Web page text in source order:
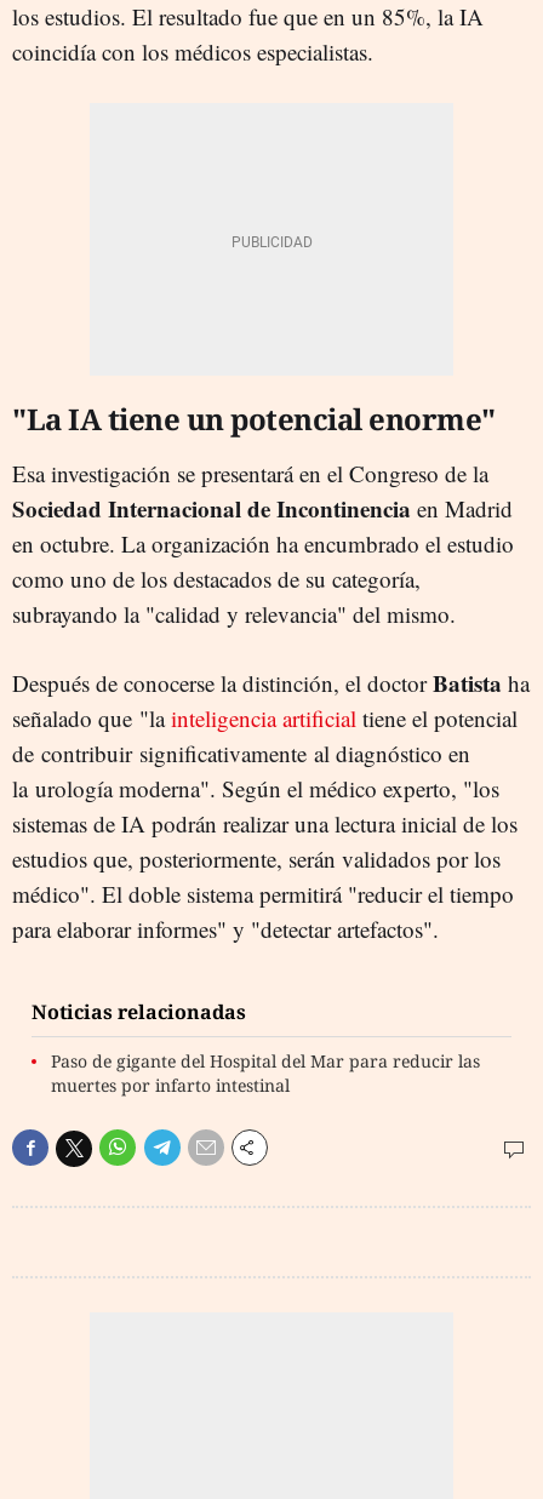
los estudios. El resultado fue que en un 85%, la IA
coincidía con los médicos especialistas.
"La IA tiene un potencial enorme"
Esa investigación se presentará en el Congreso de la
Sociedad Internacional de Incontinencia en Madrid
en octubre. La organización ha encumbrado el estudio
como uno de los destacados de su categoría,
subrayando la "calidad y relevancia" del mismo.
Después de conocerse la distinción, el doctorBatista ha
señalado que "lainteligencia artificial tiene el potencial
de contribuir significativamente al diagnóstico en
la urología moderna". Según el médico experto, "los
sistemas de IA podrán realizar una lectura inicial de los
estudios que, posteriormente, serán validados por los
médico". El doble sistema permitirá "reducir el tiempo
para elaborar informes" y "detectar artefactos".
Noticias relacionadas
Paso de gigante del Hospital del Mar para reducir las
muertes por infarto intestinal